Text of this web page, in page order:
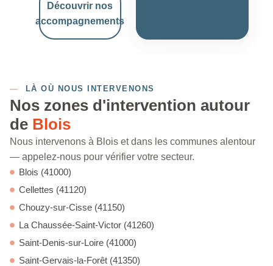
Découvrir nos
accompagnements
— LÀ OÙ NOUS INTERVENONS
Nos zones d'intervention autour
de Blois
Nous intervenons à Blois et dans les communes alentour
— appelez-nous pour vérifier votre secteur.
Blois (41000)
Cellettes (41120)
Chouzy-sur-Cisse (41150)
La Chaussée-Saint-Victor (41260)
Saint-Denis-sur-Loire (41000)
Saint-Gervais-la-Forêt (41350)